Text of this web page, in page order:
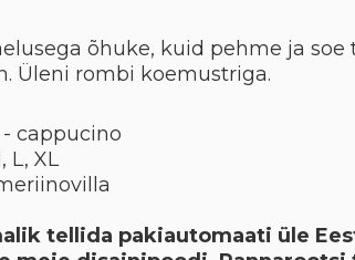
õhuke, kuid pehme ja soe
Üleni rombi koemustriga.
cappucino
L, XL
tellida pakiautomaati üle